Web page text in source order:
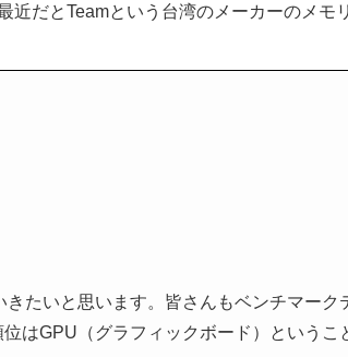
近だとTeamという台湾のメーカーのメモ
たいと思います。皆さんもベンチマーク
はGPU（グラフィックボード）という